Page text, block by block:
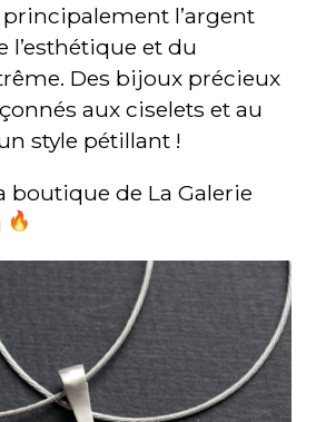
l’argent
l’esthétique et du
Des bijoux précieux
aux ciselets et au
style pétillant !
boutique de La Galerie